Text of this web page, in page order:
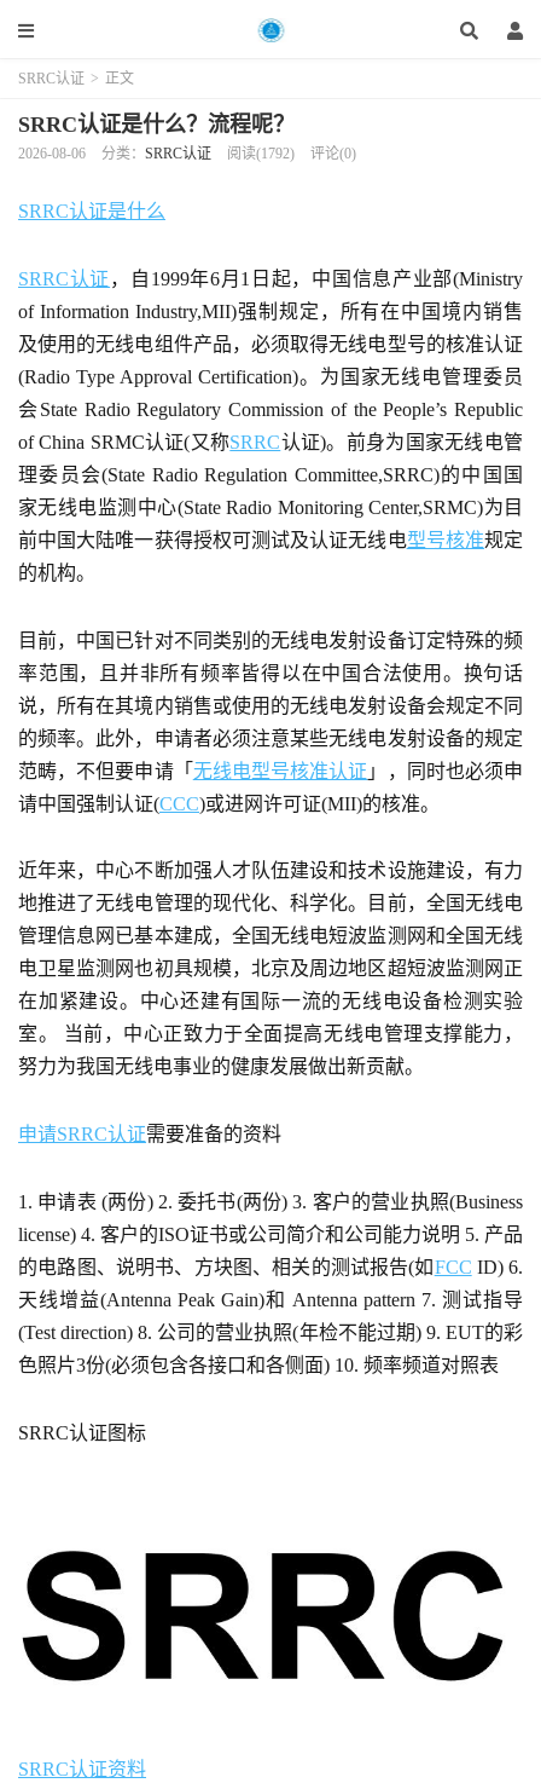
SRRC认证 > 正文
SRRC认证是什么？流程呢？
2026-08-06 分类： SRRC认证 阅读(1792) 评论(0)
SRRC认证是什么
SRRC认证 ，自1999年6月1日起，中国信息产业部(Ministry
of Information Industry,MII)强制规定，所有在中国境内销售
及使用的无线电组件产品，必须取得无线电型号的核准认证
(Radio Type Approval Certification)。为国家无线电管理委员
会State Radio Regulatory Commission of the People’s Republic
of China SRMC认证(又称SRRC认证)。前身为国家无线电管
理委员会(State Radio Regulation Committee,SRRC)的中国国
家无线电监测中心(State Radio Monitoring Center,SRMC)为目
前中国大陆唯一获得授权可测试及认证无线电型号核准规定
的机构。
目前，中国已针对不同类别的无线电发射设备订定特殊的频
率范围，且并非所有频率皆得以在中国合法使用。换句话
说，所有在其境内销售或使用的无线电发射设备会规定不同
的频率。此外，申请者必须注意某些无线电发射设备的规定
范畴，不但要申请「 无线电型号核准认证 」，同时也必须申
请中国强制认证(CCC)或进网许可证(MII)的核准。
近年来，中心不断加强人才队伍建设和技术设施建设，有力
地推进了无线电管理的现代化、科学化。目前，全国无线电
管理信息网已基本建成，全国无线电短波监测网和全国无线
电卫星监测网也初具规模，北京及周边地区超短波监测网正
在加紧建设。中心还建有国际一流的无线电设备检测实验
室。 当前，中心正致力于全面提高无线电管理支撑能力，
努力为我国无线电事业的健康发展做出新贡献。
申请SRRC认证需要准备的资料
1. 申请表 (两份) 2. 委托书(两份) 3. 客户的营业执照(Business
license) 4. 客户的ISO证书或公司简介和公司能力说明 5. 产品
的电路图、说明书、方块图、相关的测试报告(如FCC ID) 6.
天线增益(Antenna Peak Gain)和 Antenna pattern 7. 测试指导
(Test direction) 8. 公司的营业执照(年检不能过期) 9. EUT的彩
色照片3份(必须包含各接口和各侧面) 10. 频率频道对照表
SRRC认证图标
SRRC认证资料